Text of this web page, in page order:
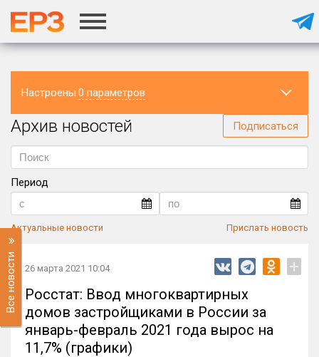
Настроены 0 параметров
Регион
Архив новостей Подписаться
Период
Актуальные новости Прислать новость
Все новости 26 марта 2021 10:04 +
Росстат: Ввод многоквартирных
домов застройщиками в России за
январь-февраль 2021 года вырос на
11,7% (графики)